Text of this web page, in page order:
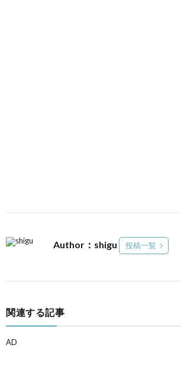
Author：shigu 投稿一覧
関連する記事
AD